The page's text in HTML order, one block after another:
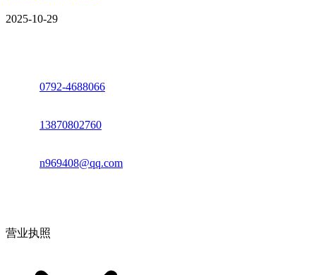
2025-10-29
0792-4688066
13870802760
n969408@qq.com
营业执照